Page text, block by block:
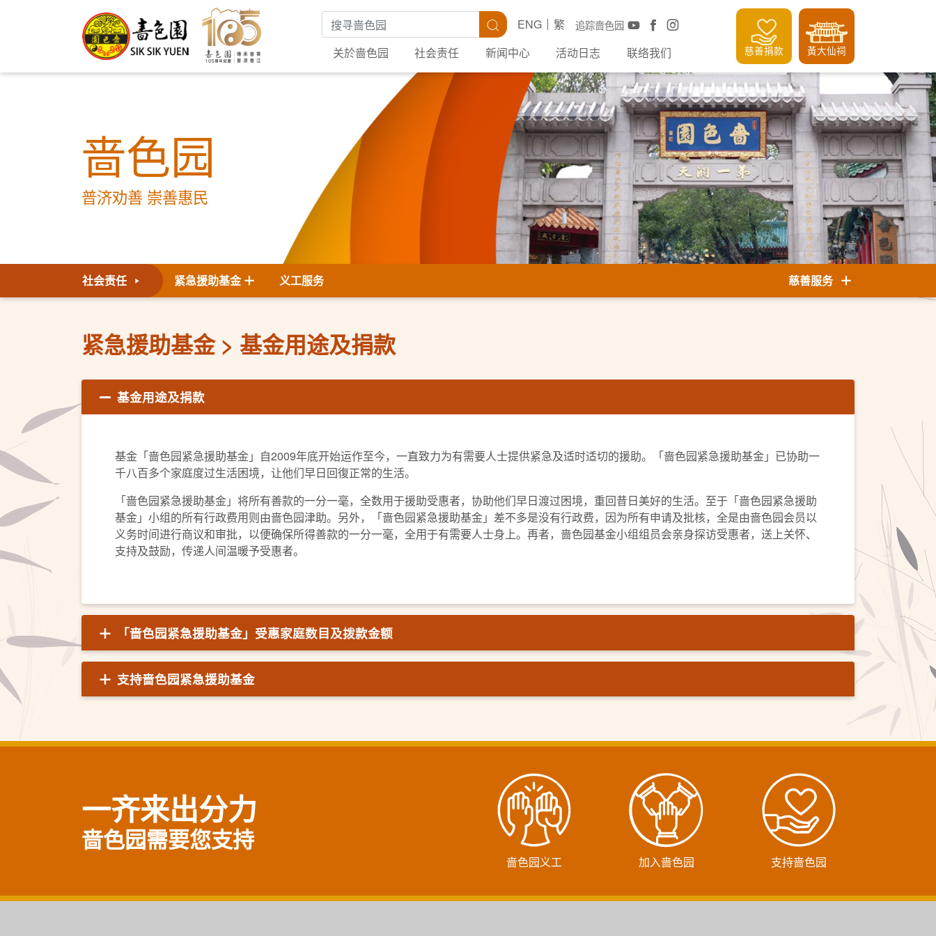
搜寻关键字 搜寻 追踪啬色园
ENG
繁
关於啬色园
社会责任 新闻中心 活动日志 联络我们 慈善捐款 黃大仙祠
啬色园
普济劝善 崇善惠民
社会责任 紧急援助基金 义工服务 慈善服务
紧急援助基金 基金用途及捐款
基金用途及捐款
基金「啬色园紧急援助基金」自2009年底开始运作至今，一直致力为有需要人士提供紧急及适时适切的援助。「啬色园紧急援助基金」已协助一
千八百多个家庭度过生活困境，让他们早日回復正常的生活。
「啬色园紧急援助基金」将所有善款的一分一毫，全数用于援助受惠者，协助他们早日渡过困境，重回昔日美好的生活。至于「啬色园紧急援助
基金」小组的所有行政费用则由啬色园津助。另外，「啬色园紧急援助基金」差不多是没有行政费，因为所有申请及批核，全是由啬色园会员以
义务时间进行商议和审批，以便确保所得善款的一分一毫，全用于有需要人士身上。再者，啬色园基金小组组员会亲身探访受惠者，送上关怀、
支持及鼓励，传递人间温暖予受惠者。
「啬色园紧急援助基金」受惠家庭数目及拨款金额
支持啬色园紧急援助基金
一齐来出分力
啬色园需要您支持
啬色园义工 加入啬色园 支持啬色园